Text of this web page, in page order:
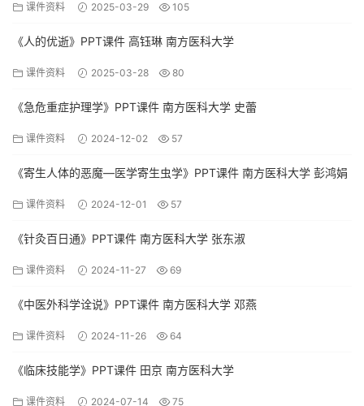
课件资料 2025-03-29 105
《人的优逝》PPT课件 高钰琳 南方医科大学
课件资料 2025-03-28 80
《急危重症护理学》PPT课件 南方医科大学 史蕾
课件资料 2024-12-02 57
《寄生人体的恶魔—医学寄生虫学》PPT课件 南方医科大学 彭鸿娟
课件资料 2024-12-01 57
《针灸百日通》PPT课件 南方医科大学 张东淑
课件资料 2024-11-27 69
《中医外科学诠说》PPT课件 南方医科大学 邓燕
课件资料 2024-11-26 64
《临床技能学》PPT课件 田京 南方医科大学
课件资料 2024-07-14 75